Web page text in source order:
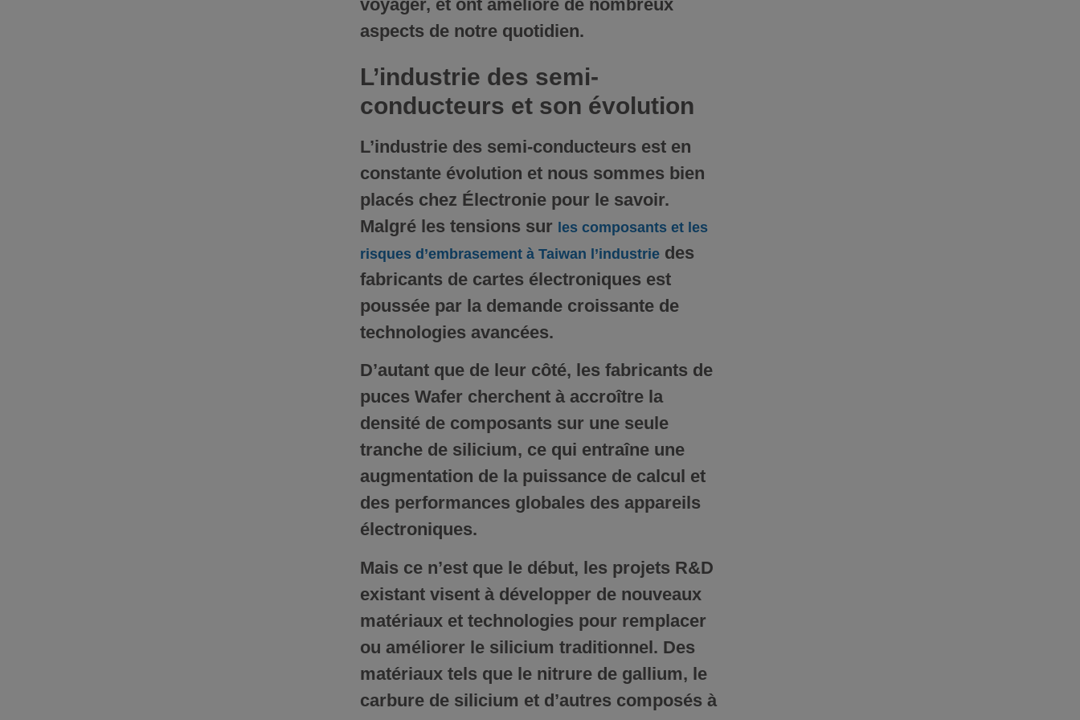
voyager, et ont amélioré de nombreux
aspects de notre quotidien.
L’industrie des semi-
conducteurs et son évolution
L’industrie des semi-conducteurs est en
constante évolution et nous sommes bien
placés chez Électronie pour le savoir.
Malgré les tensions sur les composants et les
risques d’embrasement à Taiwan l’industriedes
fabricants de cartes électroniques est
poussée par la demande croissante de
technologies avancées.
D’autant que de leur côté, les fabricants de
puces Wafer cherchent à accroître la
densité de composants sur une seule
tranche de silicium, ce qui entraîne une
augmentation de la puissance de calcul et
des performances globales des appareils
électroniques.
Mais ce n’est que le début, les projets R&D
existant visent à développer de nouveaux
matériaux et technologies pour remplacer
ou améliorer le silicium traditionnel. Des
matériaux tels que le nitrure de gallium, le
carbure de silicium et d’autres composés à